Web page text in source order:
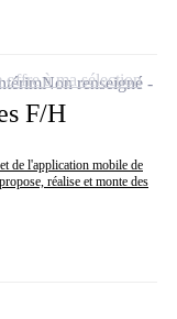
F/H
de l'application mobile de
réalise et monte des
Non renseigné
offre à ma sélection